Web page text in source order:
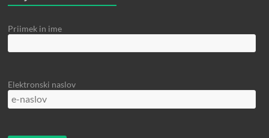
Priimek in ime
Elektronski naslov